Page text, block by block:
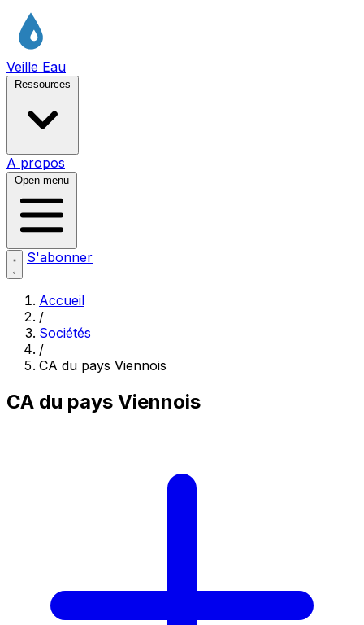
Veille Eau
Ressources
A propos
Open menu
S'abonner
Accueil
/
Sociétés
/
CA du pays Viennois
CA du pays Viennois